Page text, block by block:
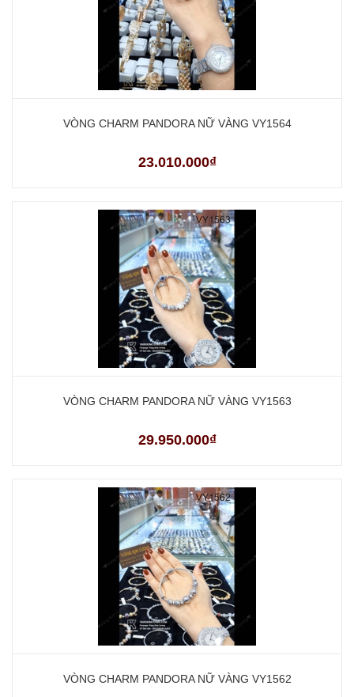
VÒNG CHARM PANDORA NỮ VÀNG VY1564
23.010.000₫
VÒNG CHARM PANDORA NỮ VÀNG VY1563
29.950.000₫
VÒNG CHARM PANDORA NỮ VÀNG VY1562